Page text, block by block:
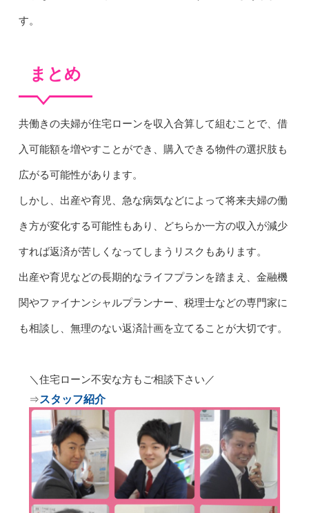
す。
まとめ
共働きの夫婦が住宅ローンを収入合算して組むことで、借
入可能額を増やすことができ、購入できる物件の選択肢も
広がる可能性があります。
しかし、出産や育児、急な病気などによって将来夫婦の働
き方が変化する可能性もあり、どちらか一方の収入が減少
すれば返済が苦しくなってしまうリスクもあります。
出産や育児などの長期的なライフプランを踏まえ、金融機
関やファイナンシャルプランナー、税理士などの専門家に
も相談し、無理のない返済計画を立てることが大切です。
＼ 住宅ローン不安な方もご相談下さい／
⇒スタッフ紹介